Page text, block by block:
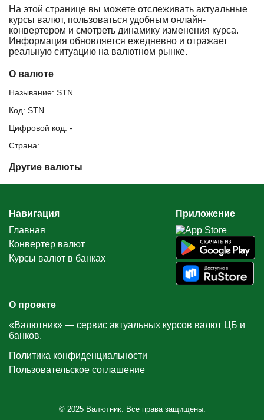
На этой странице вы можете отслеживать актуальные
курсы валют, пользоваться удобным онлайн-
конвертером и смотреть динамику изменения курса.
Информация обновляется ежедневно и отражает
реальную ситуацию на валютном рынке.
О валюте
Называние: STN
Код: STN
Цифровой код: -
Страна:
Другие валюты
Навигация
Главная
Конвертер валют
Курсы валют в банках
Приложение
О проекте
«Валютник» — сервис актуальных курсов валют ЦБ и
банков.
Политика конфиденциальности
Пользовательское соглашение
© 2025 Валютник. Все права защищены.